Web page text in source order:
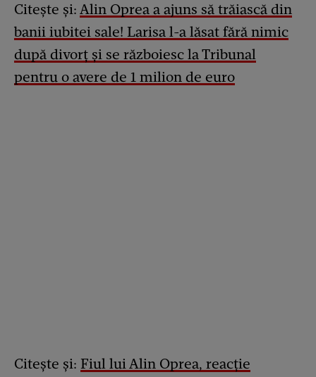
Citește și: Alin Oprea a ajuns să trăiască din
banii iubitei sale! Larisa l-a lăsat fără nimic
după divorț și se războiesc la Tribunal
pentru o avere de 1 milion de euro
Citește și: Fiul lui Alin Oprea, reacție